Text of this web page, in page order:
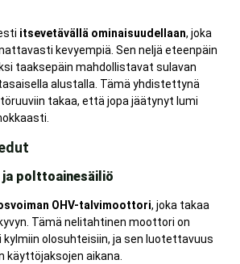
itsevetävällä ominaisuudellaan, joka
kevyempiä. Sen neljä eteenpäin
taaksepäin mahdollistavat sulavan
alustalla. Tämä yhdistettynä
takaa, että jopa jäätynyt lumi
polttoainesäiliö
OHV-talvimoottori, joka takaa
Tämä nelitahtinen moottori on
olosuhteisiin, ja sen luotettavuus
käyttöjaksojen aikana.